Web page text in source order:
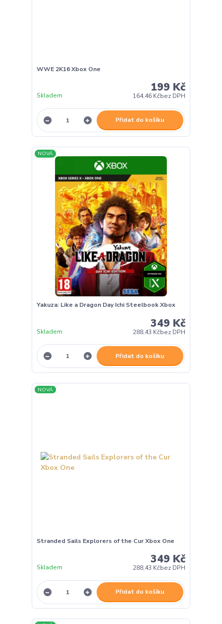
WWE 2K16 Xbox One
199 Kč
164,46 Kčbez DPH
Skladem
Přidat do košíku
NOVÁ
Yakuza: Like a Dragon Day Ichi Steelbook Xbox
349 Kč
288,43 Kčbez DPH
Skladem
Přidat do košíku
NOVÁ
Stranded Sails Explorers of the Cur Xbox One
349 Kč
288,43 Kčbez DPH
Skladem
Přidat do košíku